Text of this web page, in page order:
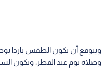
ويتوقع أن يكون الطقس باردا
وصلاة يوم عيد الفطر، وتكون